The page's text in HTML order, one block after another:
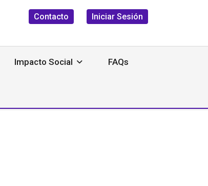
Contacto Iniciar Sesión
Impacto Social FAQs